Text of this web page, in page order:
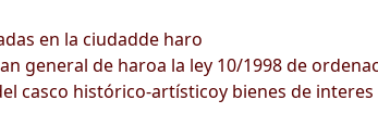
en la ciudadde haro
general de haroa la ley 10/1998 de
casco histórico-artísticoy bienes de